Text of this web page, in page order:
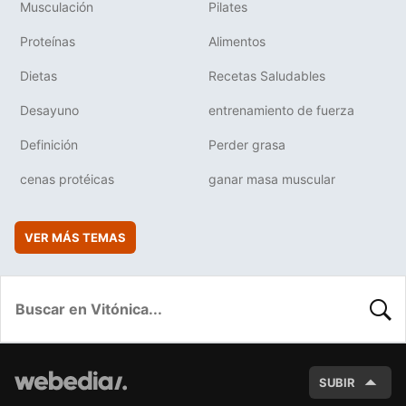
Musculación Pilates
Proteínas Alimentos
Dietas Recetas Saludables
Desayuno entrenamiento de fuerza
Definición Perder grasa
cenas protéicas ganar masa muscular
VER MÁS TEMAS
SUBIR